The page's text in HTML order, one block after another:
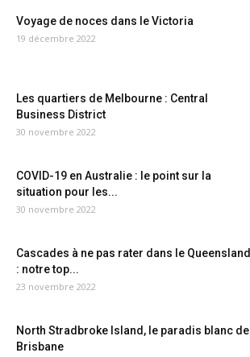
Voyage de noces dans le Victoria
19 décembre 2022
Les quartiers de Melbourne : Central
Business District
30 novembre 2022
COVID-19 en Australie : le point sur la
situation pour les...
30 novembre 2022
Cascades à ne pas rater dans le Queensland
: notre top...
23 novembre 2022
North Stradbroke Island, le paradis blanc de
Brisbane